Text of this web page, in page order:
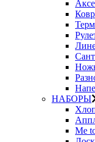
НАБОРЫ
Me